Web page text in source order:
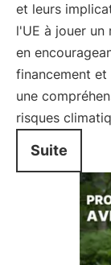
et leurs
l'UE à jouer
en
financement et
une
risques
Suite